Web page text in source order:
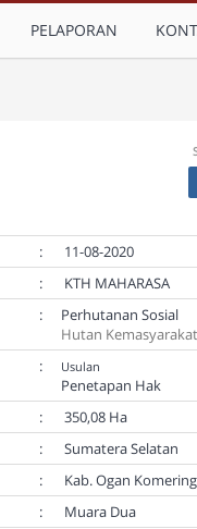
PELAPORAN
:
11-08-2020
:
KTH MAHARASA
:
Perhutanan Sosial
Hutan
: Usulan
Penetapan Hak
:
350,08 Ha
:
Sumatera Selatan
:
Kab. Ogan
:
Muara Dua